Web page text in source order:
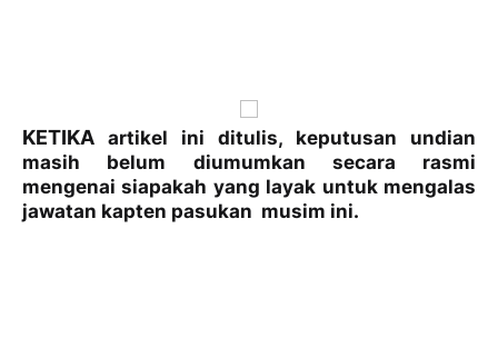
KETIKA artikel ini ditulis, keputusan undian
masih belum diumumkan secara rasmi
mengenai siapakah yang layak untuk mengalas
jawatan kapten pasukan musim ini.